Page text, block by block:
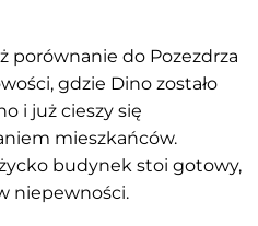
porównanie do Pozezdrza
gdzie Dino zostało
i już cieszy się
mieszkańców.
budynek stoi gotowy,
niepewności.